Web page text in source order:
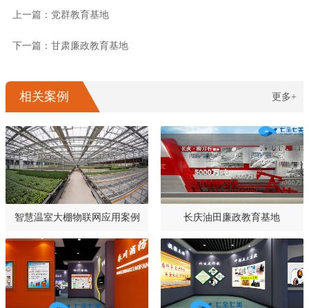
上一篇：党群教育基地
下一篇：甘肃廉政教育基地
相关案例 更多+
智慧温室大棚物联网应用案例 长庆油田廉政教育基地